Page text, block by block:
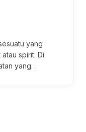
yang
spirit. Di
yang…